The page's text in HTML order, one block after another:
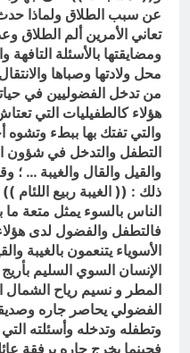
عن سبب الطلاق ولماذا
تعاني الأمرين ألم الطلاق
ومضايقتها بالأسئلة التافهة
محل ولادتها وصباها
من تدخل الفضوليين في
هؤلاء كالطفيليات التي
والتي تفتك بها ببطء
التطفل والتدخل في شؤون
والقيل والقال والغيبة … ؛
ذلك : (( الغيبة ربيع اللئام
الناس بالسوء يمثل متعة ما
فالتطفل والفضول لدى
الأسوياء يتنعمون بالغيبة
الإنسان السوي السليم
المطر و نسيم رياح الشمال
الفضولي يحاصر جاره
وتطفله وتدخله وأسئلته
فحينما يخرج جاره برفقة